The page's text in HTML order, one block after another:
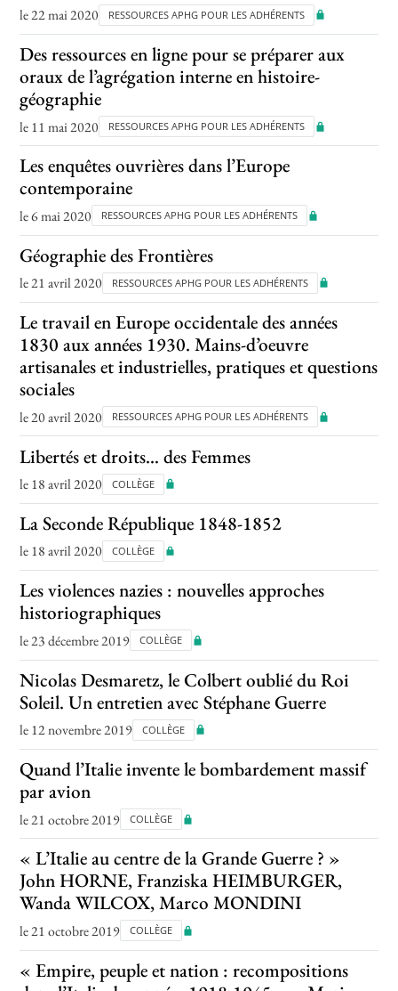
le 22 mai 2020 RESSOURCES APHG POUR LES ADHÉRENTS
Des ressources en ligne pour se préparer aux
oraux de l’agrégation interne en histoire-
géographie
le 11 mai 2020 RESSOURCES APHG POUR LES ADHÉRENTS
Les enquêtes ouvrières dans l’Europe
contemporaine
le 6 mai 2020 RESSOURCES APHG POUR LES ADHÉRENTS
Géographie des Frontières
le 21 avril 2020 RESSOURCES APHG POUR LES ADHÉRENTS
Le travail en Europe occidentale des années
1830 aux années 1930. Mains-d’oeuvre
artisanales et industrielles, pratiques et questions
sociales
le 20 avril 2020 RESSOURCES APHG POUR LES ADHÉRENTS
Libertés et droits… des Femmes
le 18 avril 2020 COLLÈGE
La Seconde République 1848-1852
le 18 avril 2020 COLLÈGE
Les violences nazies : nouvelles approches
historiographiques
le 23 décembre 2019 COLLÈGE
Nicolas Desmaretz, le Colbert oublié du Roi
Soleil. Un entretien avec Stéphane Guerre
le 12 novembre 2019 COLLÈGE
Quand l’Italie invente le bombardement massif
par avion
le 21 octobre 2019 COLLÈGE
« L’Italie au centre de la Grande Guerre ? »
John HORNE, Franziska HEIMBURGER,
Wanda WILCOX, Marco MONDINI
le 21 octobre 2019 COLLÈGE
« Empire, peuple et nation : recompositions